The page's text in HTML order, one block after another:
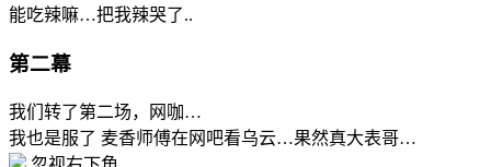
能吃辣嘛…把我辣哭了..
第二幕
我们转了第二场，网咖…
我也是服了 麦香师傅在网吧看乌云…果然真大表哥…